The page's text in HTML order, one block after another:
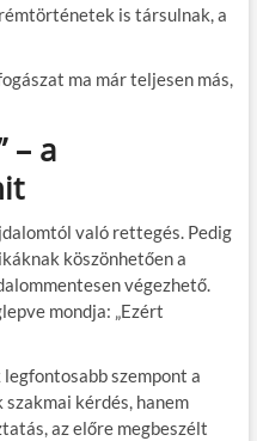
is társulnak, a
ma már teljesen más,
– a
való rettegés. Pedig
köszönhetően a
végezhető.
mondja: „Ezért
szempont a
kérdés, hanem
az előre megbeszélt